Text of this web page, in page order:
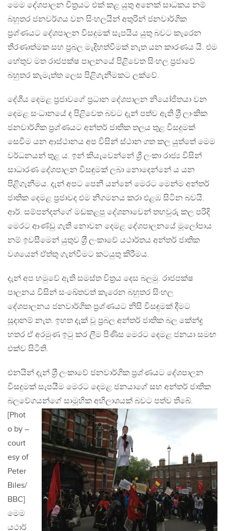
මෙම දේශපාලන චිත‍්‍රයට එක් කළ යුතු අනෙක් සාධකය නම්
බහුතර ජනවර්ගය වන සිංහලයින් අතුරින් ජනවාර්ගික
ප‍්‍රශ්ණයට දේශපාලන විසදුමක් සැපයිය යුතු බවට කැරෙන
තීරණාත්මක සහ ප‍්‍රබල මැදිහත්වීමක් නැත යන කාරණය යි. එම
හේතුව මත රාජපක්ෂ පාලනයේ පිළිවෙත සිංහල ප‍්‍රජාවේ
බහුතර කැමැත්ත ලෙස පිළිගැනීමකට ලක්වේ.
දේශීය දෙමළ ප‍්‍රජාවගේ ප‍්‍රධාන දේශපාලන නියෝජිතයා වන
දෙමළ සංධානයේ ද පිළිවෙත බවට දැන් පත්ව ඇති ශ‍්‍රී ලාංකික
ජනවාර්ගික ප‍්‍රශ්ණයට අන්තර් ජාතික තලය තුළ විසදුමක්
සෙවීම යන ආස්ථානය අප විසින් ස්ථාන ගත කල යුත්තේ මෙම
වර්ධනයන් තුළ ය. ඉන් කියැවෙන්නේ ශ්‍රී ලංකා රාජ්‍ය විසින්
සාධාරණ දේශපාලන විසඳුමක් ලබා නොදෙන්නේ ය යන
පිළිගැනීමය. දැන් අපට පෙනී යන්නේ මෙරට මෙන්ම අන්තර්
ජාතික දෙමළ ප‍්‍රජාවද එම නිගමනය කරා එළඹ සිටින බවයි.
ආර්. සම්පන්දන්ගේ මඩකළපු දේශනාවෙන් තහවුරු කල පරිදි
මෙරට ආණ්ඩු ගැති නොවන දෙමළ දේශපාලනයේ මූලෝපාය
නම් ඉවසීමෙන් යුතුව ශ‍්‍රී ලංකාවේ යථාර්තය අන්තර් ජාතික
වශයෙන් ඒත්තු ගැන්වීමට කටයුතු කිරීමය.
දැන් අප හමුවේ ඇති සමස්ත චිත‍්‍රය දෙස බලමු. රාජපක්ෂ
පාලනය විසින් සංඛේතවත් කැරෙන බහුතර සිංහල
දේශපාලනය ජනවාර්ගික ප‍්‍රශ්ණයට නිසි විසඳුමක් දීමට
සූදානම් නැත. ඉහත දැක් වූ ප‍්‍රබල අන්තර් ජාතික බල කේන්ද්‍ර
හතර ඒ අරමුණ ඉටු කර ලීම පිණිස මෙරට දෙමළ ජනයා සමඟ
එක්ව සිටිති.
එනයින් දැන් ශ‍්‍රී ලංකාවේ ජනවාර්ගික ප‍්‍රශ්ණයට දේශපාලන
විසදුමක් සැපයීම මෙරට දෙමළ ජනයාගේ සහ අන්තර් ජාතික
බලවේගයන්ගේ සාමූහික අභිලාශයක් බවට පත්ව තිබේ.
[Phot
o by –
court
esy of
Peter
Biles/
BBC]
මෙම
යථාර්